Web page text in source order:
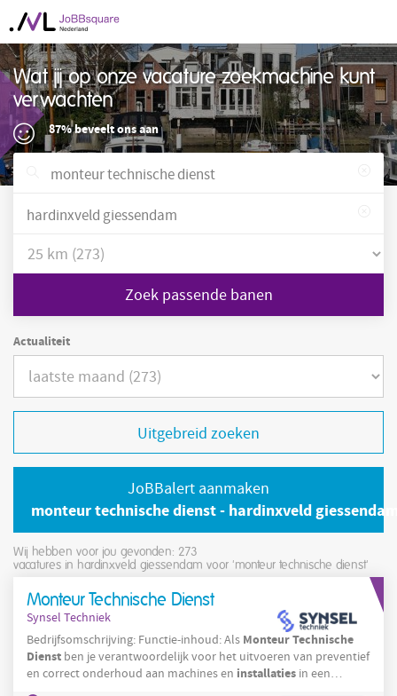
Wat jij op onze vacature zoekmachine kunt
verwachten
87% beveelt ons aan
Zoek passende banen
Actualiteit
Uitgebreid zoeken
JoBBalert aanmaken
monteur technische dienst - hardinxveld
Wij hebben voor jou gevonden: 273
vacatures in hardinxveld giessendam voor 'monteur technische dienst'
Monteur Technische Dienst
Synsel Techniek
Bedrijfsomschrijving: Functie-inhoud: Als MonteurTechnische
Dienst ben je verantwoordelijk voor het uitvoeren van preventief
en correct onderhoud aan machines en installaties in een